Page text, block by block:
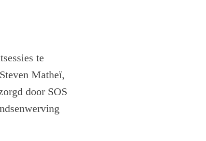
te
Matheï,
door SOS